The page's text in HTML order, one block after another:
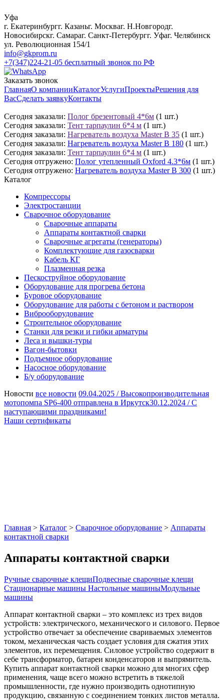
Уфа
г. Екатеринбургг. Казаньг. Москваг. Н.Новгородг.
Новосибирскг. Самараг. Санкт-Петербургг. Уфаг. Челябинск
ул. Революционная 154/1
info@gkprom.ru
+7(347)224-21-05 бесплатный звонок по РФ
Заказать звонок
ГлавнаяО компанииКаталогУслугиПроектыРешения для
ВасСделать заявкуКонтакты
Сегодня заказали: Полог брезентовый 4*6м (1 шт.)
Сегодня заказали: Тент тарпаулин 6*4 м (1 шт.)
Сегодня заказали: Нагреватель воздуха Master B 35 (1 шт.)
Сегодня заказали: Нагреватель воздуха Master B 180 (1 шт.)
Сегодня заказали: Тент тарпаулин 6*4 м (1 шт.)
Сегодня отгружено: Полог утепленный Oxford 4.3*6м (1 шт.)
Сегодня отгружено: Нагреватель воздуха Master B 300 (1 шт.)
Каталог
Компрессоры
Электростанции
Сварочное оборудование
Сварочные аппараты
Аппараты контактной сварки
Сварочные агрегаты (генераторы)
Комплектующие для газосварки
Кабель КГ
Плазменная резка
Пескоструйное оборудование
Оборудование для прогрева бетона
Буровое оборудование
Оборудование для работы с бетоном и раствором
Виброоборудование
Строительное оборудование
Станки для резки и гибки арматуры
Леса и вышки-туры
Вагон-бытовки
Подъемное оборудование
Насосное оборудование
Б/у оборудование
Новости все новости 09.04.2025 /Высокопроизводительная
мотопомпа SP6-400 отправлена в Иркутск30.12.2024 /С
наступающими праздниками!
Наши сертификаты
Главная > Каталог > Сварочное оборудование > Аппараты
контактной сварки
Аппараты контактной сварки
Ручные сварочные клещиПодвесные сварочные клещи
Стационарные машины Настольные машиныМодульные
машины
Аппарат контактной сварки – это комплекс из трех видов
устройств: электрического, механического и силового. Первое
устройство отвечает за обеспечение свариваемых элементов
током, механическая часть создает условия для сжатия этих
элементов, их перемещения. Силовое устройство содержит в
себе трансформатор, батареи конденсаторов и выпрямитель.
Купить аппарат контактной сварки можно для многих сфер
применения, чаще всего можно встретить в тяжелой
промышленности, где нужно производить однотипную
продукцию, связанную с соединением тонких листов металла.